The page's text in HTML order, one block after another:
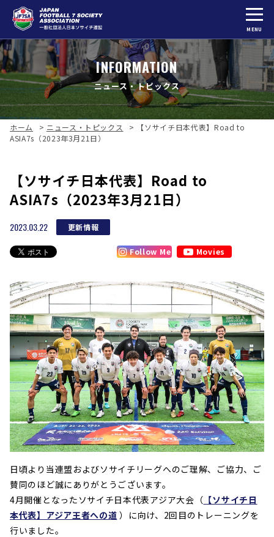
MENU
INFORMATION
ニュース・トピックス
ホーム > ニュース・トピックス >
【ソサイチ日本代表】Road to
ASIA7s（2023年3月21日）
【ソサイチ日本代表】Road to
ASIA7s（2023年3月21日）
2023.03.22 更新情報
Follow Me Movies
日頃より当連盟およびソサイチリーグへのご理解、ご協力、ご
賛同のほど誠にありがとうございます。
4月開催となったソサイチ日本代表アジア大会（ 【ソサイチ日
本代表】アジア王者への道 ）に向け、2回目のトレーニングを
行いました。